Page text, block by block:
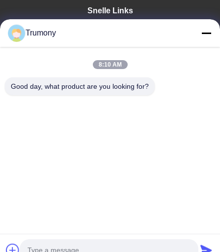
Snelle Links
Ongeveer Ons
Kwaliteitscontrole
© 2026 Trumony Aluminum Limited. All Rights Reserved.
Trumony
8:10 AM
Good day, what product are you looking for?